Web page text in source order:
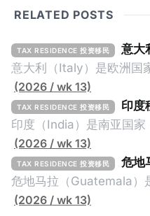
RELATED POSTS
TAX RESIDENCE 投资移民 意大
意大利（Italy）是欧洲国
计划。申请人必须满足至
投资者签证： * 投资200万欧元意大利政府债券； * 投
资50万欧元意大利股票； * 投资25万欧元于创新初创
企业；或 * 向意大利公共利益项目捐赠100万欧元。 当
投资者在居留许可证有效
在居留证到期日前至少
过五年的实际居留（每年
(2026 / wk 13)
TAX RESIDENCE 投资移民 印度
印度（India）是南亚国家
足特定的标准获得居留权
请人透过外国直接投资（FDI
人必须在18个月内投资至
币）或36个月内投资至少
(2026 / wk 13)
TAX RESIDENCE 投资移民 危地
危地马拉（Guatemala）
证明被动收入或养老金收
(2026 / wk 13)